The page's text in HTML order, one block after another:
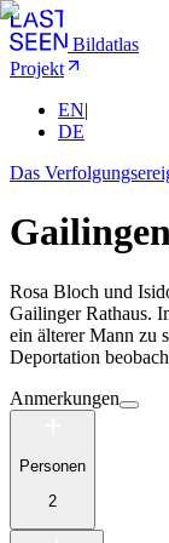
Bildatlas
Projekt
EN|
DE
Das
Rosa Bloch und
Gailinger Rathaus.
ein älterer Mann zu
Deportation
Anmerkungen
Personen
2